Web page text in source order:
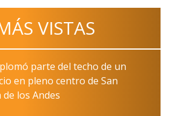
VISTAS
parte del techo de un
en pleno centro de San
los Andes